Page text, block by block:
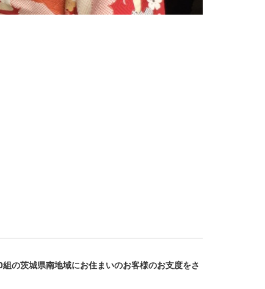
組の茨城県南地域にお住まいのお客様のお支度をさ